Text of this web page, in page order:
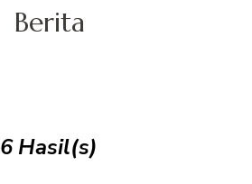
Berita
6 Hasil(s)